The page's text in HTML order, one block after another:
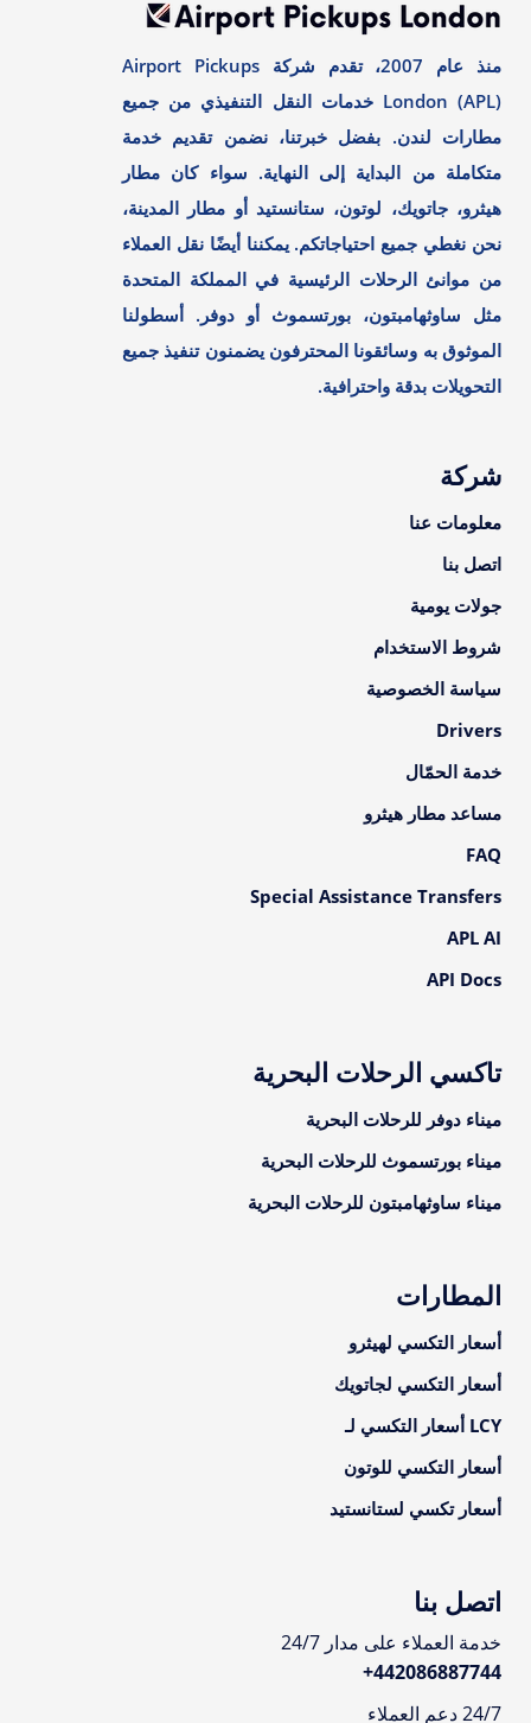
منذ عام 2007، تقدم شركة Airport Pickups
London (APL) خدمات النقل التنفيذي من جميع
مطارات لندن. بفضل خبرتنا، نضمن تقديم خدمة
متكاملة من البداية إلى النهاية. سواء كان مطار
هيثرو، جاتويك، لوتون، ستانستيد أو مطار المدينة،
نحن نغطي جميع احتياجاتكم. يمكننا أيضًا نقل العملاء
من موانئ الرحلات الرئيسية في المملكة المتحدة
مثل ساوثهامبتون، بورتسموث أو دوفر. أسطولنا
الموثوق به وسائقونا المحترفون يضمنون تنفيذ جميع
التحويلات بدقة واحترافية.
شركة
معلومات عنا
اتصل بنا
جولات يومية
شروط الاستخدام
سياسة الخصوصية
Drivers
خدمة الحمّال
مساعد مطار هيثرو
FAQ
Special Assistance Transfers
APL AI
API Docs
تاكسي الرحلات البحرية
ميناء دوفر للرحلات البحرية
ميناء بورتسموث للرحلات البحرية
ميناء ساوثهامبتون للرحلات البحرية
المطارات
أسعار التكسي لهيثرو
أسعار التكسي لجاتويك
LCY أسعار التكسي لـ
أسعار التكسي للوتون
أسعار تكسي لستانستيد
اتصل بنا
خدمة العملاء على مدار 24/7
+442086887744
24/7 دعم العملاء